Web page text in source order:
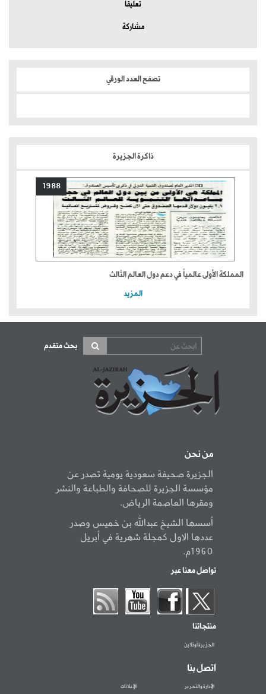
تعليقا
مشاركة
تصفح العدد الورقي
ذاكرة الجزيرة
1988
المملكة الأولى عالمياً في دعم دول العالم الثالث
المزيد
بحث متقدم
من نحن
الجزيرة صحيفة سعودية يومية تصدر عن
مؤسسة الجزيرة للصحافة والطباعة والنشر
ومقرها العاصمة الرياض.
أسسها الشيخ عبدالله بن خميس وصدر
عددها الاول كمجلة شهرية في أبريل
1960م.
تواصل معنا عبر
منتجاتنا
الجزيرة أونلاين
اتصل بنا
الإدارة والتحرير الإعلانات